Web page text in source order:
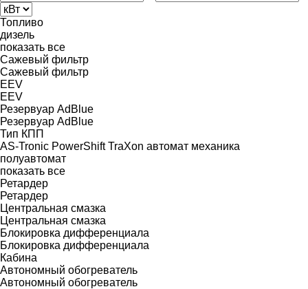
Топливо
дизель
показать все
Сажевый фильтр
Сажевый фильтр
EEV
EEV
Резервуар AdBlue
Резервуар AdBlue
Тип КПП
AS-Tronic PowerShift TraXon автомат механика
полуавтомат
показать все
Ретардер
Ретардер
Центральная смазка
Центральная смазка
Блокировка дифференциала
Блокировка дифференциала
Кабина
Автономный обогреватель
Автономный обогреватель